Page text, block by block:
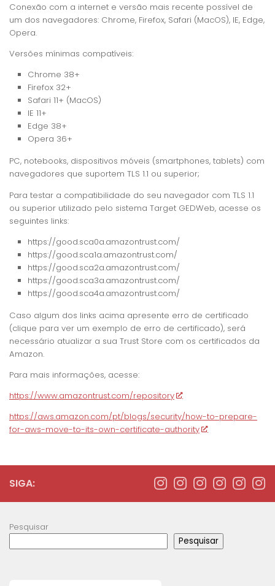
Conexão com a internet e versão mais recente possível de
um dos navegadores: Chrome, Firefox, Safari (MacOS), IE, Edge,
Opera.
Versões mínimas compatíveis:
Chrome 38+
Firefox 32+
Safari 11+ (MacOS)
IE 11+
Edge 38+
Opera 36+
PC, notebooks, dispositivos móveis (smartphones, tablets) com
navegadores que suportem TLS 1.1 ou superior;
Para testar a compatibilidade do seu navegador com TLS 1.1
ou superior utilizado pelo sistema Target GEDWeb, acesse os
seguintes links:
https://good.sca0a.amazontrust.com/
https://good.sca1a.amazontrust.com/
https://good.sca2a.amazontrust.com/
https://good.sca3a.amazontrust.com/
https://good.sca4a.amazontrust.com/
Caso algum dos links acima apresente erro de certificado
(clique para ver um exemplo de erro de certificado), será
necessário atualizar a sua Trust Store com os certificados da
Amazon.
Para mais informações, acesse:
https://www.amazontrust.com/repository
https://aws.amazon.com/pt/blogs/security/how-to-prepare-
for-aws-move-to-its-own-certificate-authority
SIGA:
Pesquisar
Pesquisar